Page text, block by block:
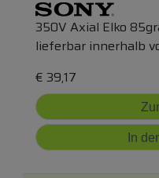
350V Axial Elko
lieferbar innerhalb
€ 39,17
In